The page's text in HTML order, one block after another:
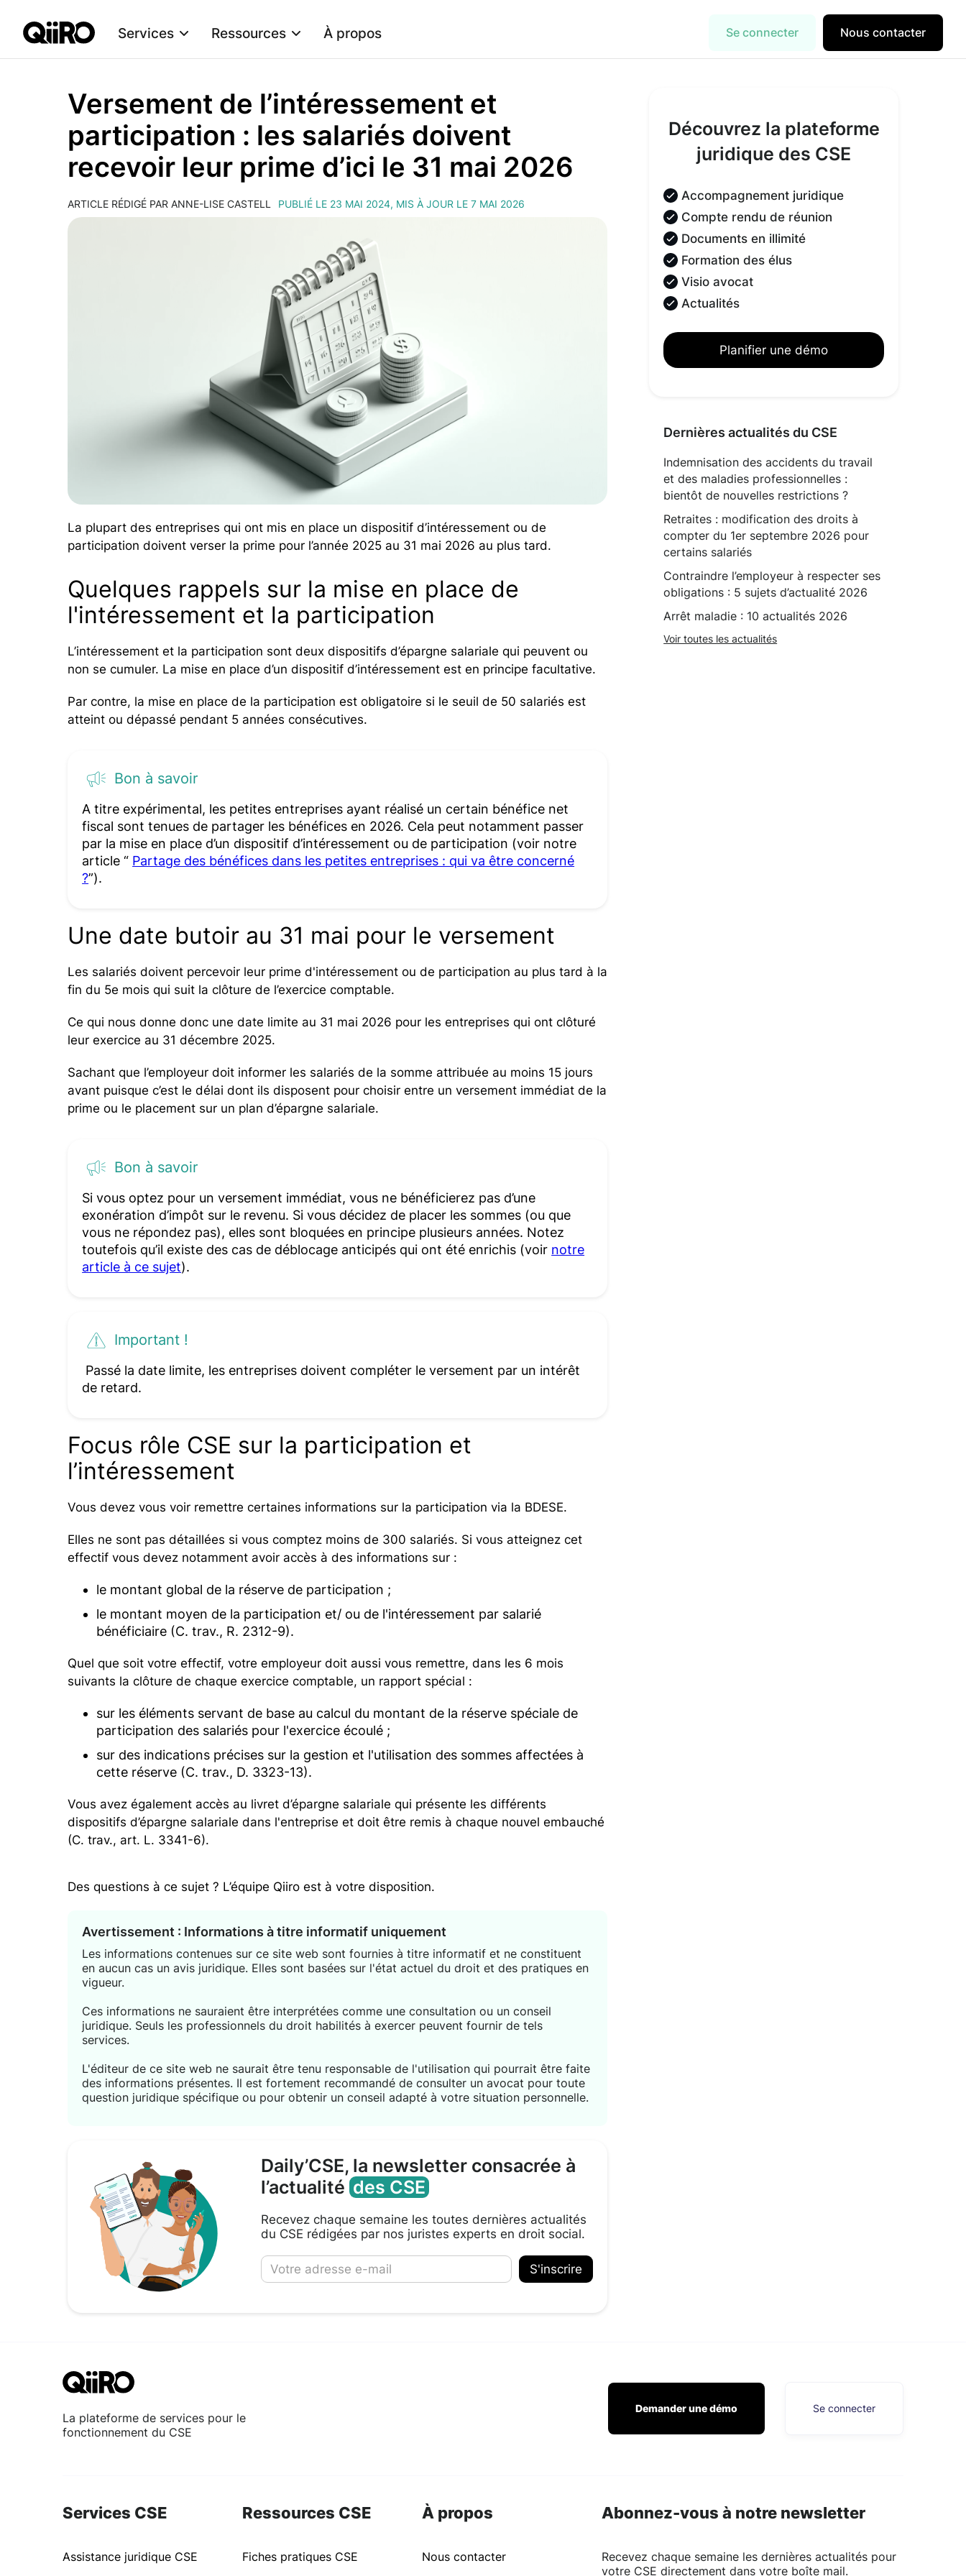
Services Ressources À propos Se connecter Nous contacter
Versement de l’intéressement et
participation : les salariés doivent
recevoir leur prime d’ici le 31 mai 2026
ARTICLE RÉDIGÉ PAR ANNE-LISE CASTELL PUBLIÉ LE 23 MAI 2024, MIS À JOUR LE 7 MAI 2026
La plupart des entreprises qui ont mis en place un dispositif d’intéressement ou de
participation doivent verser la prime pour l’année 2025 au 31 mai 2026 au plus tard.
Quelques rappels sur la mise en place de
l'intéressement et la participation
L’intéressement et la participation sont deux dispositifs d’épargne salariale qui peuvent ou
non se cumuler. La mise en place d’un dispositif d’intéressement est en principe facultative.
Par contre, la mise en place de la participation est obligatoire si le seuil de 50 salariés est
atteint ou dépassé pendant 5 années consécutives.
Bon à savoir
A titre expérimental, les petites entreprises ayant réalisé un certain bénéfice net
fiscal sont tenues de partager les bénéfices en 2026. Cela peut notamment passer
par la mise en place d’un dispositif d’intéressement ou de participation (voir notre
article “ Partage des bénéfices dans les petites entreprises : qui va être concerné
?”).
Une date butoir au 31 mai pour le versement
Les salariés doivent percevoir leur prime d'intéressement ou de participation au plus tard à la
fin du 5e mois qui suit la clôture de l’exercice comptable.
Ce qui nous donne donc une date limite au 31 mai 2026 pour les entreprises qui ont clôturé
leur exercice au 31 décembre 2025.
Sachant que l’employeur doit informer les salariés de la somme attribuée au moins 15 jours
avant puisque c’est le délai dont ils disposent pour choisir entre un versement immédiat de la
prime ou le placement sur un plan d’épargne salariale.
Bon à savoir
Si vous optez pour un versement immédiat, vous ne bénéficierez pas d’une
exonération d’impôt sur le revenu. Si vous décidez de placer les sommes (ou que
vous ne répondez pas), elles sont bloquées en principe plusieurs années. Notez
toutefois qu’il existe des cas de déblocage anticipés qui ont été enrichis (voir notre
article à ce sujet).
Important !
Passé la date limite, les entreprises doivent compléter le versement par un intérêt
de retard.
Focus rôle CSE sur la participation et
l’intéressement
Vous devez vous voir remettre certaines informations sur la participation via la BDESE.
Elles ne sont pas détaillées si vous comptez moins de 300 salariés. Si vous atteignez cet
effectif vous devez notamment avoir accès à des informations sur :
le montant global de la réserve de participation ;
le montant moyen de la participation et/ ou de l'intéressement par salarié
bénéficiaire (C. trav., R. 2312-9).
Quel que soit votre effectif, votre employeur doit aussi vous remettre, dans les 6 mois
suivants la clôture de chaque exercice comptable, un rapport spécial :
sur les éléments servant de base au calcul du montant de la réserve spéciale de
participation des salariés pour l'exercice écoulé ;
sur des indications précises sur la gestion et l'utilisation des sommes affectées à
cette réserve (C. trav., D. 3323-13).
Vous avez également accès au livret d’épargne salariale qui présente les différents
dispositifs d’épargne salariale dans l'entreprise et doit être remis à chaque nouvel embauché
(C. trav., art. L. 3341-6).
Des questions à ce sujet ? L’équipe Qiiro est à votre disposition.
Avertissement : Informations à titre informatif uniquement
Les informations contenues sur ce site web sont fournies à titre informatif et ne constituent
en aucun cas un avis juridique. Elles sont basées sur l'état actuel du droit et des pratiques en
vigueur.
Ces informations ne sauraient être interprétées comme une consultation ou un conseil
juridique. Seuls les professionnels du droit habilités à exercer peuvent fournir de tels
services.
L'éditeur de ce site web ne saurait être tenu responsable de l'utilisation qui pourrait être faite
des informations présentes. Il est fortement recommandé de consulter un avocat pour toute
question juridique spécifique ou pour obtenir un conseil adapté à votre situation personnelle.
Daily’CSE, la newsletter consacrée à
l’actualitédes CSE
Recevez chaque semaine les toutes dernières actualités
du CSE rédigées par nos juristes experts en droit social.
Découvrez la plateforme
juridique des CSE
Accompagnement juridique
Compte rendu de réunion
Documents en illimité
Formation des élus
Visio avocat
Actualités
Planifier une démo
Dernières actualités du CSE
Indemnisation des accidents du travail
et des maladies professionnelles :
bientôt de nouvelles restrictions ?
Retraites : modification des droits à
compter du 1er septembre 2026 pour
certains salariés
Contraindre l’employeur à respecter ses
obligations : 5 sujets d’actualité 2026
Arrêt maladie : 10 actualités 2026
Voir toutes les actualités
La plateforme de services pour le
fonctionnement du CSE
Demander une démo Se connecter
Services CSE
Assistance juridique CSE
Ressources CSE
Fiches pratiques CSE
À propos
Nous contacter
Abonnez-vous à notre newsletter
Recevez chaque semaine les dernières actualités pour
votre CSE directement dans votre boîte mail.